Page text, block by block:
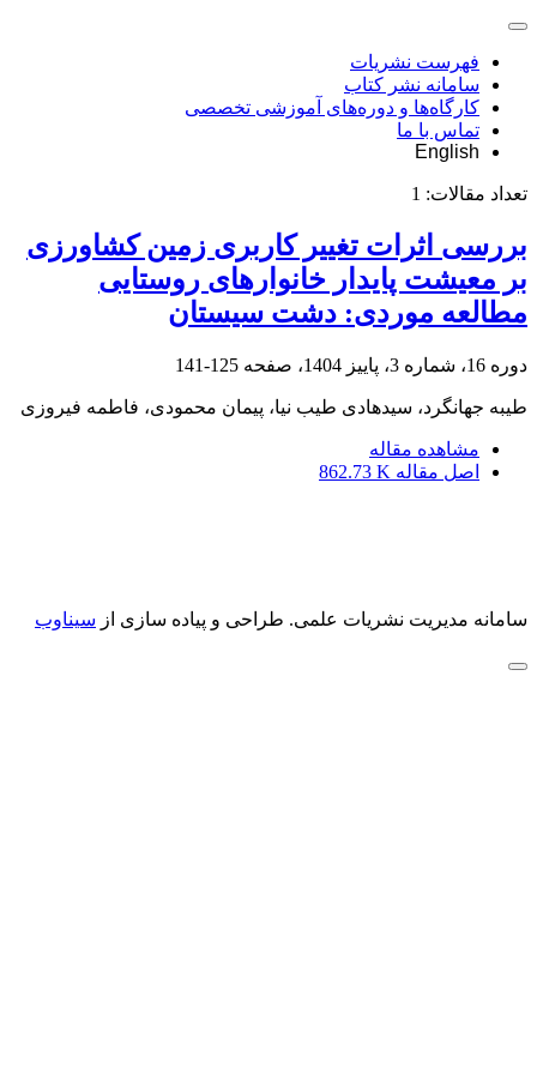
فهرست نشریات
سامانه نشر کتاب
کارگاه‌ها و دوره‌های آموزشی تخصصی
تماس با ما
English
تعداد مقالات: 1
بررسی اثرات تغییر کاربری زمین کشاورزی
بر معیشت پایدار خانوارهای روستایی
مطالعه موردی: دشت سیستان
دوره 16، شماره 3، پاییز 1404، صفحه 125-141
طیبه جهانگرد، سیدهادی طیب نیا، پیمان محمودی، فاطمه فیروزی
مشاهده مقاله
اصل مقاله 862.73 K
سامانه مدیریت نشریات علمی. طراحی و پیاده سازی از سیناوب